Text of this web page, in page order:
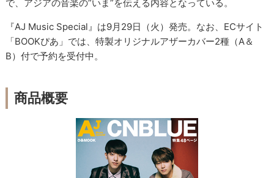
で、アジアの音楽の”いま”を伝える内容となっている。
『AJ Music Special』は9月29日（火）発売。なお、ECサイト
「BOOKぴあ」では、特製オリジナルアザーカバー2種（A＆
B）付で予約を受付中。
商品概要